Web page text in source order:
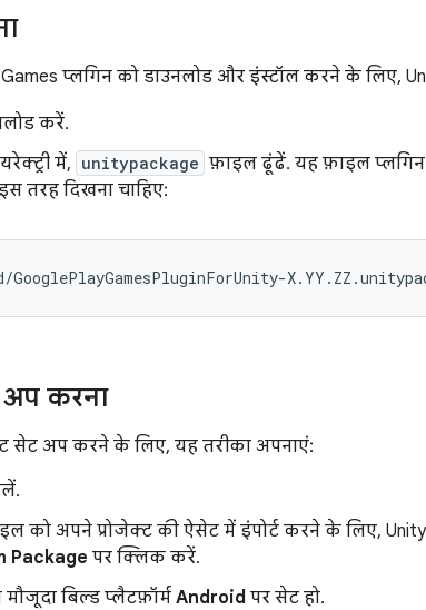
प्लगिन को डाउनलोड और इंस्टॉल करने के लिए,
करें.
में, unitypackage फ़ाइल ढूंढें. यह फ़ाइल प्लगिन
तरह दिखना चाहिए:
/GooglePlayGamesPluginForUnity-X. YY . ZZ .
अप करना
सेट अप करने के लिए, यह तरीका अपनाएं:
को अपने प्रोजेक्ट की ऐसेट में इंपोर्ट करने के लिए,
Package पर क्लिक करें.
बिल्ड प्लैटफ़ॉर्म Android पर सेट हो.